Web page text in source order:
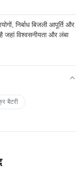
निर्बाध बिजली आपूर्ति और
जहां विश्वसनीयता और लंबा
बैटरी